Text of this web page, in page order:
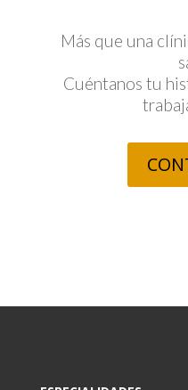
Más que una
Cuéntanos tu